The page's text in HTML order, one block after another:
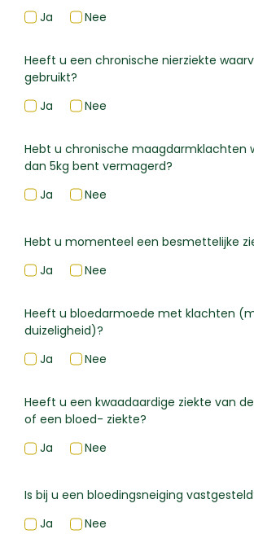
Ja
Nee
Heeft u een chronische nierziekte
gebruikt?
Ja
Nee
Hebt u chronische maagdarmklachten
dan 5kg bent vermagerd?
Ja
Nee
Hebt u momenteel een besmettelijke
Ja
Nee
Heeft u bloedarmoede met klachten
duizeligheid)?
Ja
Nee
Heeft u een kwaadaardige ziekte van
of een bloed- ziekte?
Ja
Nee
Is bij u een bloedingsneiging
Ja
Nee